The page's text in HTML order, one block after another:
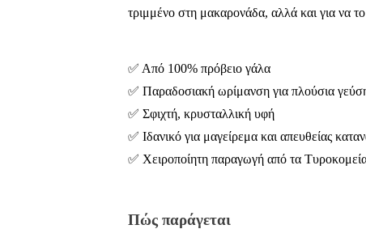
τριμμένο στη μακαρονάδα, αλλά και για να
✅ Από 100% πρόβειο γάλα
✅ Παραδοσιακή ωρίμανση για πλούσια
✅ Σφιχτή, κρυσταλλική υφή
✅ Ιδανικό για μαγείρεμα και απευθείας
✅ Χειροποίητη παραγωγή από τα
Πώς παράγεται